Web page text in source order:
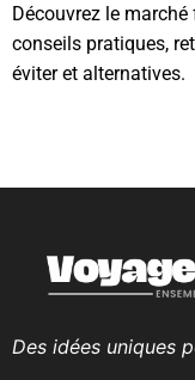
Découvrez le
conseils pratiques,
éviter et alternatives.
Des idées uniques